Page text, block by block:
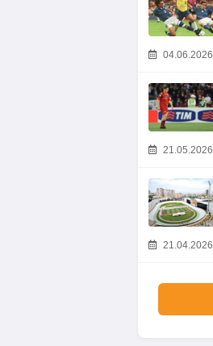
04.06.2026
21.05.2026
21.04.2026